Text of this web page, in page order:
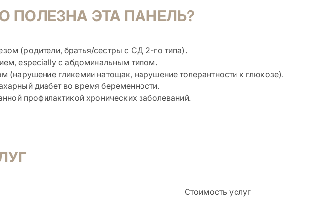
ПОЛЕЗНА ЭТА ПАНЕЛЬ?
(родители, братья/сестры с СД 2-го типа).
especially с абдоминальным типом.
(нарушение гликемии натощак, нарушение толерантности к глюкозе).
диабет во время беременности.
профилактикой хронических заболеваний.
Стоимость услуг